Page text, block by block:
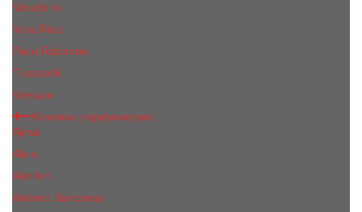
Moschino
Nina Ricci
Paco Rabanne
Trussardi
Versace
Женская парфюмерия
Ajmal
Alaia
Annifen
Antonio Banderas